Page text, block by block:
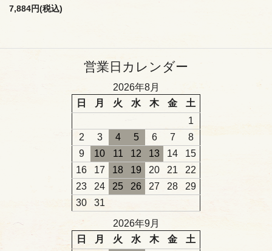
7,884円(税込)
営業日カレンダー
2026年8月
日
月 火 水 木 金
土
1
2
3 4 5 6 7
8
9
10 11 12 13 14
15
16
17 18 19 20 21
22
23
24 25 26 27 28
29
30
31
2026年9月
日
月 火 水 木 金
土